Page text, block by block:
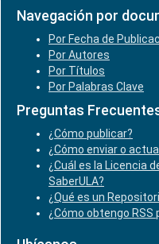
Navegación por
Por Fecha de
Por Autores
Por Títulos
Por Palabras Clave
Preguntas
¿Cómo publicar?
¿Cómo enviar o
¿Cuál es la Licencia
SaberULA?
¿Qué es un
¿Cómo obtengo